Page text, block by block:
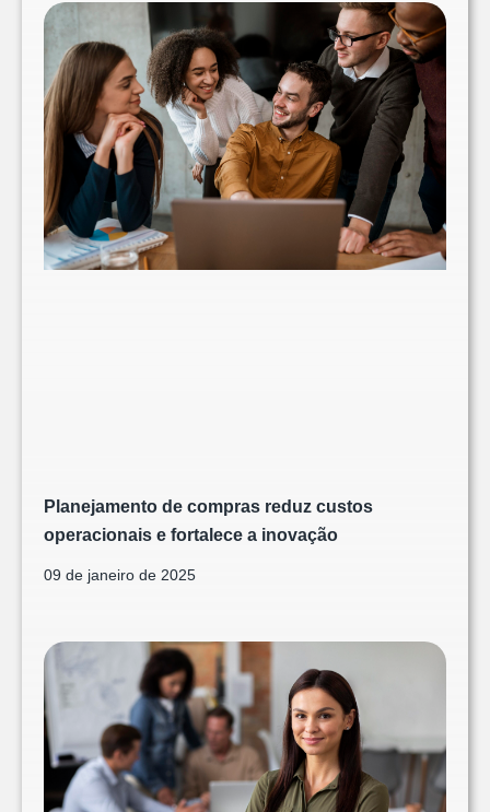
Planejamento de compras reduz custos
operacionais e fortalece a inovação
09 de janeiro de 2025